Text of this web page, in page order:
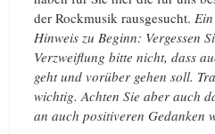
der Rockmusik rausgesucht.
Hinweis zu Beginn: Vergessen
Verzweiflung bitte nicht, dass
geht und vorüber gehen soll.
wichtig. Achten Sie aber auch
an auch positiveren Gedanken